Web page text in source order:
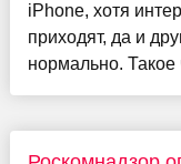
iPhone, хотя
приходят, да и
нормально. Такое